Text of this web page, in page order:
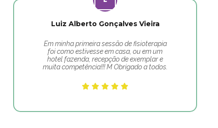
Luiz Alberto Gonçalves Vieira
Em minha primeira sessão de fisioterapia
foi como estivesse em casa, ou em um
hotel fazenda, recepção de exemplar e
muita competência!!! M Obrigado a todos.